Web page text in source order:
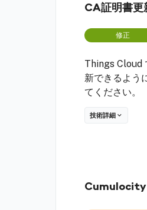
CA証明書
修正
Things Cloud
新できるよう
てください。
技術詳細
Cumulocity